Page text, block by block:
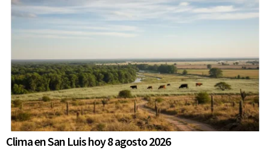
Clima en San Luis hoy 8 agosto 2026